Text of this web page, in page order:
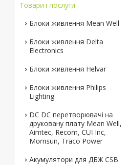
Товари і послуги
Блоки живлення Mean Well
Блоки живлення Delta
Electronics
Блоки живлення Helvar
Блоки живлення Philips
Lighting
DC DC перетворювачі на
друковану плату Mean Well,
Aimtec, Recom, CUI Inc,
Mornsun, Traco Power
Акумулятори для ДБЖ CSB